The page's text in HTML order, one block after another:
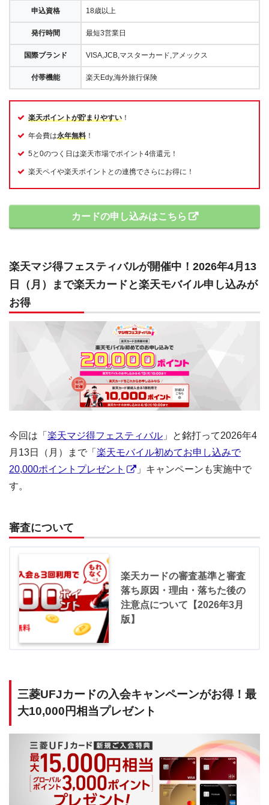
申込資格 18歳以上
発行時間 最短3営業日
国際ブランド VISA,JCB,マスターカード,アメックス
付帯機能 楽天Edy,海外旅行保険
楽天ポイントが貯まりやすい ！
年会費は永年無料 ！
5と0のつく日は楽天市場でポイント4倍還元！
楽天ペイや楽天ポイントとの連携でさらにお得に！
カードの申し込みはこちら
楽天マジ得フェスティバルが開催中！2026年4月13
日（月）まで楽天カードと楽天モバイル申し込みが
お得
今回は「 楽天マジ得フェスティバル 」と銘打って2026年4
月13日（月）まで「 楽天モバイル初めてお申し込みで
20,000ポイントプレゼント
」キャンペーンも実施中で
す。
審査について
楽天カードの審査基準と審査
落ち原因・理由・落ちた後の
注意点について【2026年3月
版】
三菱UFJカードの入会キャンペーンがお得！最
大10,000円相当プレゼント